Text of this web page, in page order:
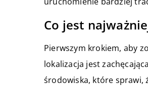
Co jest
Pierwszym krokiem, aby
lokalizacja jest
środowiska, które sprawi,